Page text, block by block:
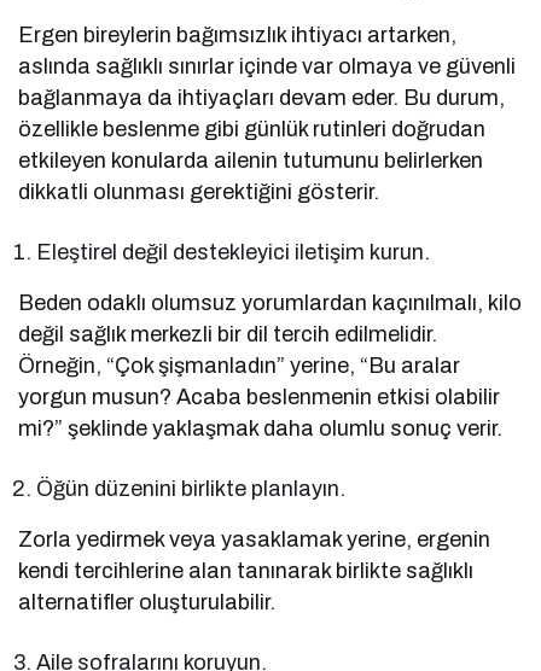
Ergen bireylerin bağımsızlık ihtiyacı artarken,
aslında sağlıklı sınırlar içinde var olmaya ve güvenli
bağlanmaya da ihtiyaçları devam eder. Bu durum,
özellikle beslenme gibi günlük rutinleri doğrudan
etkileyen konularda ailenin tutumunu belirlerken
dikkatli olunması gerektiğini gösterir.
Eleştirel değil destekleyici iletişim kurun.
Beden odaklı olumsuz yorumlardan kaçınılmalı, kilo
değil sağlık merkezli bir dil tercih edilmelidir.
Örneğin, “Çok şişmanladın” yerine, “Bu aralar
yorgun musun? Acaba beslenmenin etkisi olabilir
mi?” şeklinde yaklaşmak daha olumlu sonuç verir.
Öğün düzenini birlikte planlayın.
Zorla yedirmek veya yasaklamak yerine, ergenin
kendi tercihlerine alan tanınarak birlikte sağlıklı
alternatifler oluşturulabilir.
Aile sofralarını koruyun.